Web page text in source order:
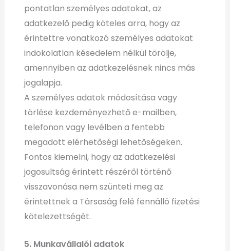
pontatlan személyes adatokat, az
adatkezelő pedig köteles arra, hogy az
érintettre vonatkozó személyes adatokat
indokolatlan késedelem nélkül törölje,
amennyiben az adatkezelésnek nincs más
jogalapja.
A személyes adatok módosítása vagy
törlése kezdeményezhető e-mailben,
telefonon vagy levélben a fentebb
megadott elérhetőségi lehetőségeken.
Fontos kiemelni, hogy az adatkezelési
jogosultság érintett részéről történő
visszavonása nem szünteti meg az
érintettnek a Társaság felé fennálló fizetési
kötelezettségét.
5. Munkavállalói adatok